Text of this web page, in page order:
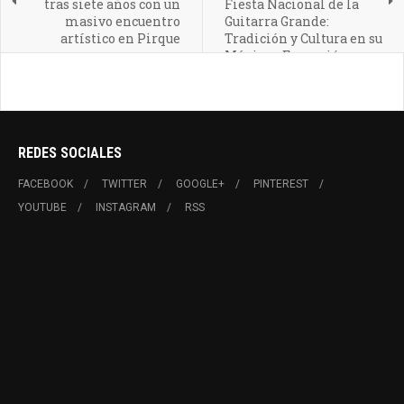
tras siete años con un
masivo encuentro
artístico en Pirque
Fiesta Nacional de la
Guitarra Grande:
Tradición y Cultura en su
Máxima Expresión
REDES SOCIALES
FACEBOOK TWITTER GOOGLE+
PINTEREST
YOUTUBE
INSTAGRAM RSS